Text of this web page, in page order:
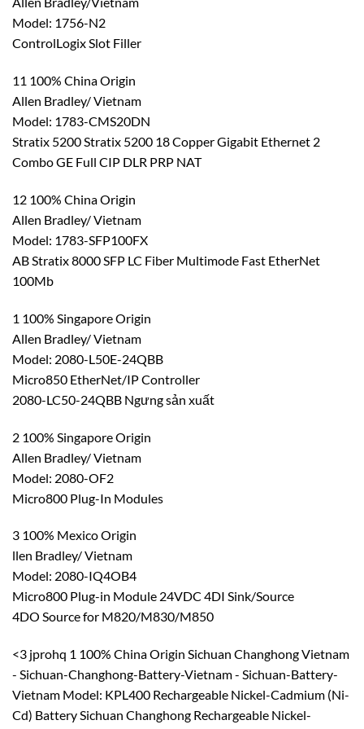
Model: 1756-N2
ControlLogix Slot Filler
11 100% China Origin
Allen Bradley/ Vietnam
Model: 1783-CMS20DN
Stratix 5200 Stratix 5200 18 Copper Gigabit Ethernet 2
Combo GE Full CIP DLR PRP NAT
12 100% China Origin
Allen Bradley/ Vietnam
Model: 1783-SFP100FX
AB Stratix 8000 SFP LC Fiber Multimode Fast EtherNet
100Mb
1 100% Singapore Origin
Allen Bradley/ Vietnam
Model: 2080-L50E-24QBB
Micro850 EtherNet/IP Controller
2080-LC50-24QBB Ngưng sản xuất
2 100% Singapore Origin
Allen Bradley/ Vietnam
Model: 2080-OF2
Micro800 Plug-In Modules
3 100% Mexico Origin
llen Bradley/ Vietnam
Model: 2080-IQ4OB4
Micro800 Plug-in Module 24VDC 4DI Sink/Source
4DO Source for M820/M830/M850
<3 jprohq 1 100% China Origin Sichuan Changhong Vietnam
- Sichuan-Changhong-Battery-Vietnam - Sichuan-Battery-
Vietnam Model: KPL400 Rechargeable Nickel-Cadmium (Ni-
Cd) Battery Sichuan Changhong Rechargeable Nickel-